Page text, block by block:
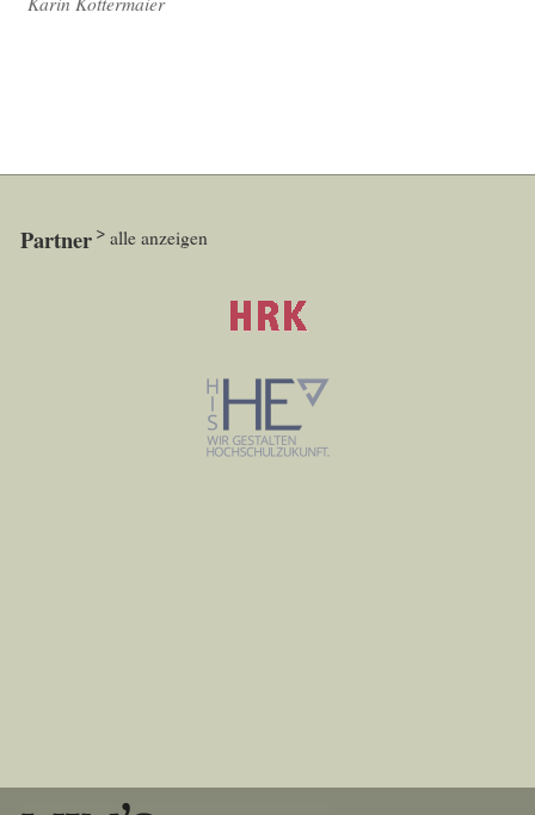
Partner alle anzeigen